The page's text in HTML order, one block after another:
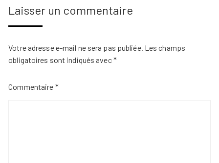
Laisser un commentaire
Votre adresse e-mail ne sera pas publiée. Les champs
obligatoires sont indiqués avec*
Commentaire *